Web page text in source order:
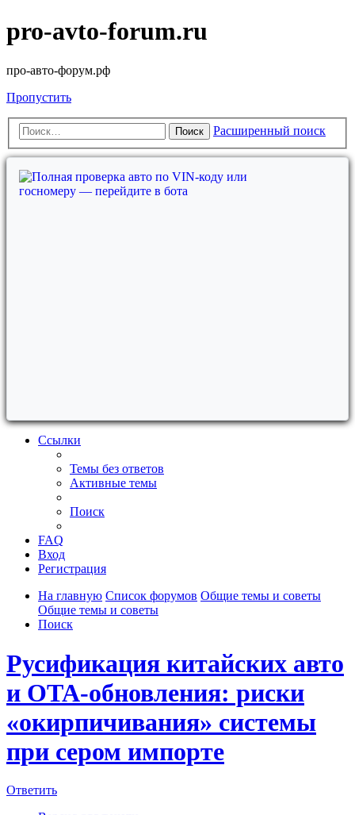
pro-avto-forum.ru
про-авто-форум.рф
Пропустить
Поиск Расширенный поиск
Ссылки
Темы без ответов
Активные темы
Поиск
FAQ
Вход
Регистрация
На главную Список форумов Общие темы и советы
Общие темы и советы
Поиск
Русификация китайских авто
и OTA-обновления: риски
«окирпичивания» системы
при сером импорте
Ответить